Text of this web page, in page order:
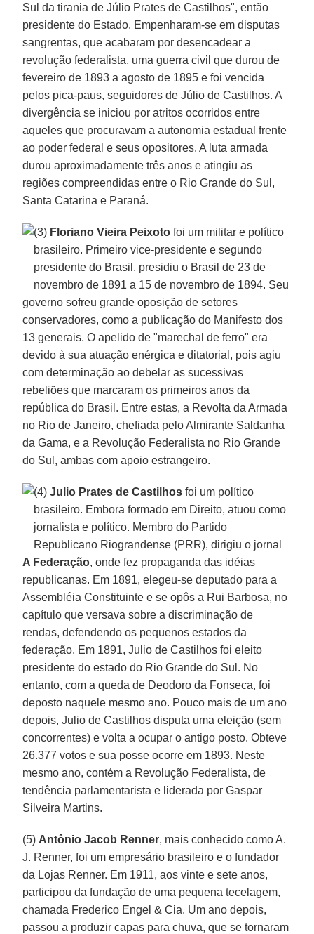
Sul da tirania de Júlio Prates de Castilhos", então
presidente do Estado. Empenharam-se em disputas
sangrentas, que acabaram por desencadear a
revolução federalista, uma guerra civil que durou de
fevereiro de 1893 a agosto de 1895 e foi vencida
pelos pica-paus, seguidores de Júlio de Castilhos. A
divergência se iniciou por atritos ocorridos entre
aqueles que procuravam a autonomia estadual frente
ao poder federal e seus opositores. A luta armada
durou aproximadamente três anos e atingiu as
regiões compreendidas entre o Rio Grande do Sul,
Santa Catarina e Paraná.
(3) Floriano Vieira Peixoto foi um militar e político
brasileiro. Primeiro vice-presidente e segundo
presidente do Brasil, presidiu o Brasil de 23 de
novembro de 1891 a 15 de novembro de 1894. Seu
governo sofreu grande oposição de setores
conservadores, como a publicação do Manifesto dos
13 generais. O apelido de "marechal de ferro" era
devido à sua atuação enérgica e ditatorial, pois agiu
com determinação ao debelar as sucessivas
rebeliões que marcaram os primeiros anos da
república do Brasil. Entre estas, a Revolta da Armada
no Rio de Janeiro, chefiada pelo Almirante Saldanha
da Gama, e a Revolução Federalista no Rio Grande
do Sul, ambas com apoio estrangeiro.
(4)Julio Prates de Castilhos foi um político
brasileiro. Embora formado em Direito, atuou como
jornalista e político. Membro do Partido
Republicano Riograndense (PRR), dirigiu o jornal
A Federação, onde fez propaganda das idéias
republicanas. Em 1891, elegeu-se deputado para a
Assembléia Constituinte e se opôs a Rui Barbosa, no
capítulo que versava sobre a discriminação de
rendas, defendendo os pequenos estados da
federação. Em 1891, Julio de Castilhos foi eleito
presidente do estado do Rio Grande do Sul. No
entanto, com a queda de Deodoro da Fonseca, foi
deposto naquele mesmo ano. Pouco mais de um ano
depois, Julio de Castilhos disputa uma eleição (sem
concorrentes) e volta a ocupar o antigo posto. Obteve
26.377 votos e sua posse ocorre em 1893. Neste
mesmo ano, contém a Revolução Federalista, de
tendência parlamentarista e liderada por Gaspar
Silveira Martins.
(5) Antônio Jacob Renner, mais conhecido como A.
J. Renner, foi um empresário brasileiro e o fundador
da Lojas Renner. Em 1911, aos vinte e sete anos,
participou da fundação de uma pequena tecelagem,
chamada Frederico Engel & Cia. Um ano depois,
passou a produzir capas para chuva, que se tornaram